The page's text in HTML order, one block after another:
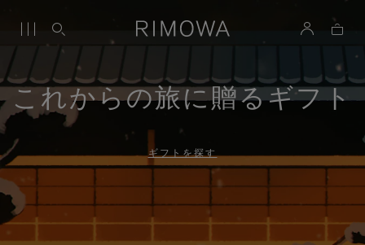
これからの旅に贈るギフト
ギフトを探す